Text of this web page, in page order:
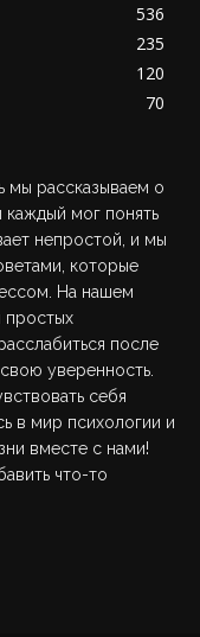
536
235
120
70
мы рассказываем о
мог понять
непростой, и мы
которые
На нашем
простых
после
уверенность.
себя
в мир психологии и
вместе с нами!
что-то